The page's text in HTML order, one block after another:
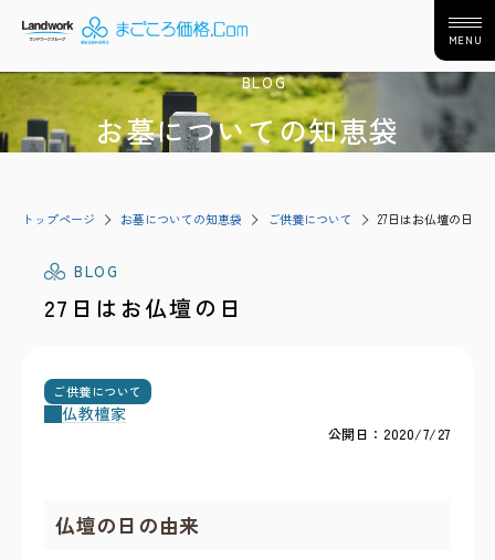
MENU
BLOG
お墓についての知恵袋
トップページ お墓についての知恵袋 ご供養について 27日はお仏壇の日
BLOG
27日はお仏壇の日
ご供養について
仏教檀家
公開日：2020/7/27
仏壇の日の由来